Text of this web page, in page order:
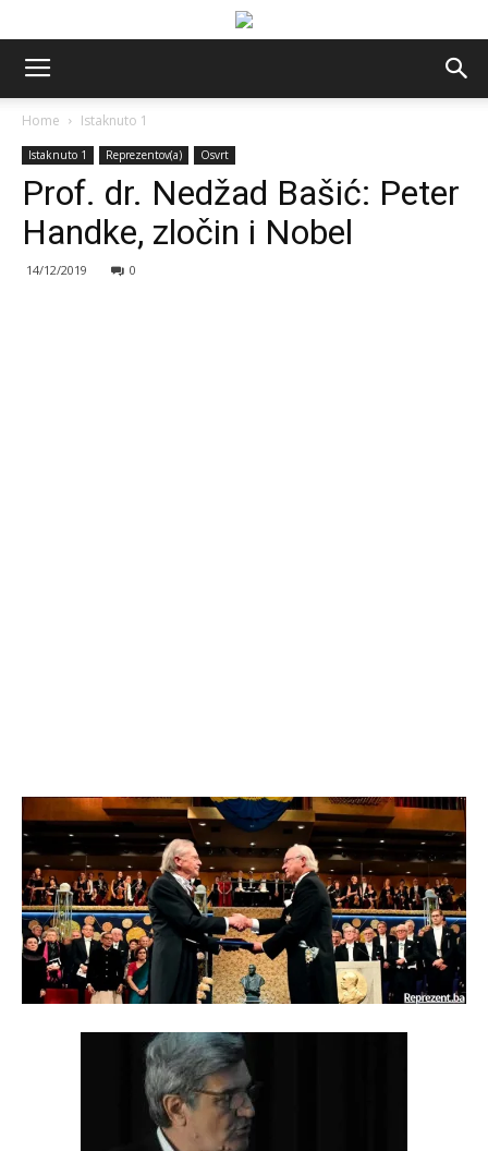
Home Istaknuto 1
Istaknuto 1 Reprezentov(a) Osvrt
Prof. dr. Nedžad Bašić: Peter
Handke, zločin i Nobel
14/12/2019 0